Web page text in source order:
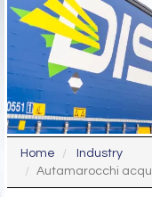
Home
Industry
Autamarocchi